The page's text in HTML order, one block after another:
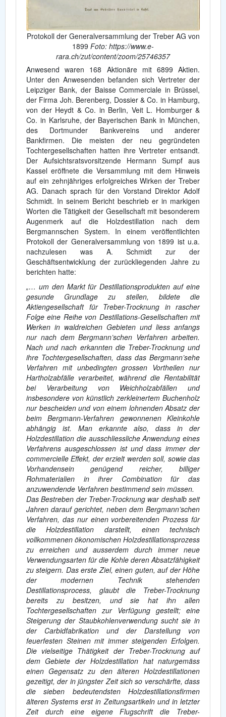
Protokoll der Generalversammlung der Treber AG von
1899 Foto: https://www.e-
rara.ch/zut/content/zoom/25746357
Anwesend waren 168 Aktionäre mit 6899 Aktien.
Unter den Anwesenden befanden sich Vertreter der
Leipziger Bank, der Baisse Commerciale in Brüssel,
der Firma Joh. Berenberg, Dossier & Co. in Hamburg,
von der Heydt & Co. in Berlin, Veit L. Homburger &
Co. in Karlsruhe, der Bayerischen Bank in München,
des Dortmunder Bankvereins und anderer
Bankfirmen. Die meisten der neu gegründeten
Tochtergesellschaften hatten ihre Vertreter entsandt.
Der Aufsichtsratsvorsitzende Hermann Sumpf aus
Kassel eröffnete die Versammlung mit dem Hinweis
auf ein zehnjähriges erfolgreiches Wirken der Treber
AG. Danach sprach für den Vorstand Direktor Adolf
Schmidt. In seinem Bericht beschrieb er in markigen
Worten die Tätigkeit der Gesellschaft mit besonderem
Augenmerk auf die Holzdestillation nach dem
Bergmannschen System. In einem veröffentlichten
Protokoll der Generalversammlung von 1899 ist u.a.
nachzulesen was A. Schmidt zur der
Geschäftsentwicklung der zurückliegenden Jahre zu
berichten hatte:
„… um den Markt für Destillationsprodukten auf eine
gesunde Grundlage zu stellen, bildete die
Aktiengesellschaft für Treber-Trocknung in rascher
Folge eine Reihe von Destillations-Gesellschaften mit
Werken in waldreichen Gebieten und liess anfangs
nur nach dem Bergmann’schen Verfahren arbeiten.
Nach und nach erkannten die Treber-Trocknung und
ihre Tochtergesellschaften, dass das Bergmann’sehe
Verfahren mit unbedingten grossen Vortheilen nur
Hartholzabfälle verarbeitet, während die Rentabilität
bei Verarbeitung von Weichholzabfällen und
insbesondere von künstlich zerkleinertem Buchenholz
nur bescheiden und von einem lohnenden Absatz der
beim Bergmann-Verfahren gewonnenen Kleinkohle
abhängig ist. Man erkannte also, dass in der
Holzdestillation die ausschliessliche Anwendung eines
Verfahrens ausgeschlossen ist und dass immer der
commercielle Effekt, der erzielt werden soll, sowie das
Vorhandensein genügend reicher, billiger
Rohmaterialien in ihrer Combination für das
anzuwendende Verfahren bestimmend sein müssen.
Das Bestreben der Treber-Trocknung war deshalb seit
Jahren darauf gerichtet, neben dem Bergmann’schen
Verfahren, das nur einen vorbereitenden Prozess für
die Holzdestillation darstellt, einen technisch
vollkommenen ökonomischen Holzdestillationsprozess
zu erreichen und ausserdem durch immer neue
Verwendungsarten für die Kohle deren Absatzfähigkeit
zu steigern. Das erste Ziel, einen guten, auf der Höhe
der modernen Technik stehenden
Destillationsprocess, glaubt die Treber-Trocknung
bereits zu besitzen, und sie hat ihn allen
Tochtergesellschaften zur Verfügung gestellt; eine
Steigerung der Staubkohlenverwendung sucht sie in
der Carbidfabrikation und der Darstellung von
feuerfesten Steinen mit immer steigenden Erfolgen.
Die vielseitige Thätigkeit der Treber-Trocknung auf
dem Gebiete der Holzdestillation hat naturgemäss
einen Gegensatz zu den älteren Holzdestillationen
gezeitigt, der in jüngster Zeit sich so verschärfte, dass
die sieben bedeutendsten Holzdestillationsfirmen
älteren Systems erst in Zeitungsartikeln und in letzter
Zeit durch eine eigene Flugschrift die Treber-